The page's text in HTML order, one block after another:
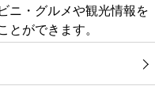
ニ・グルメや観光情報を
とができます。